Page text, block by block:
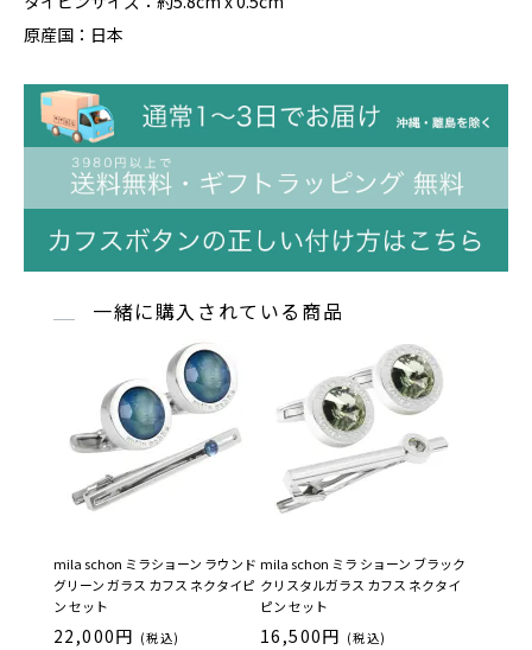
原産国：日本
一緒に購入されている商品
mila schon ミラショーン ラウンド
グリーン ガラス カフス ネクタイピ
ン セット
22,000円 (税込)
mila schon ミラ ショーン ブラック
クリスタルガラス カフス ネクタイ
ピン セット
16,500円 (税込)